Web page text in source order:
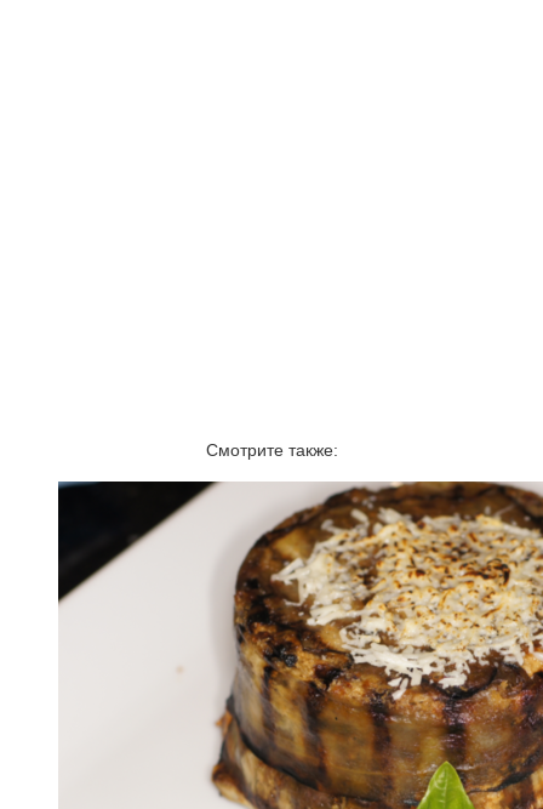
Смотрите также: